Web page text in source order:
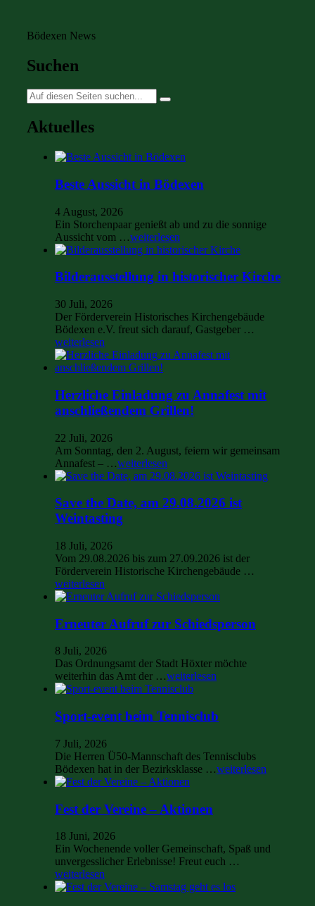
Bödexen News
Suchen
Suche
nach:
Aktuelles
Beste Aussicht in Bödexen
4 August, 2026
Ein Storchenpaar genießt ab und zu die sonnige
Aussicht vom …weiterlesen
Bilderausstellung in historischer Kirche
30 Juli, 2026
Der Förderverein Historisches Kirchengebäude
Bödexen e.V. freut sich darauf, Gastgeber …
weiterlesen
Herzliche Einladung zu Annafest mit
anschließendem Grillen!
22 Juli, 2026
Am Sonntag, den 2. August, feiern wir gemeinsam
Annafest – …weiterlesen
Save the Date, am 29.08.2026 ist
Weintasting
18 Juli, 2026
Vom 29.08.2026 bis zum 27.09.2026 ist der
Förderverein Historische Kirchengebäude …
weiterlesen
Erneuter Aufruf zur Schiedsperson
8 Juli, 2026
Das Ordnungsamt der Stadt Höxter möchte
weiterhin das Amt der …weiterlesen
Sport-event beim Tennisclub
7 Juli, 2026
Die Herren Ü50-Mannschaft des Tennisclubs
Bödexen hat in der Bezirksklasse …weiterlesen
Fest der Vereine – Aktionen
18 Juni, 2026
Ein Wochenende voller Gemeinschaft, Spaß und
unvergesslicher Erlebnisse! Freut euch …
weiterlesen